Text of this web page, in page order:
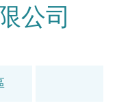
公司